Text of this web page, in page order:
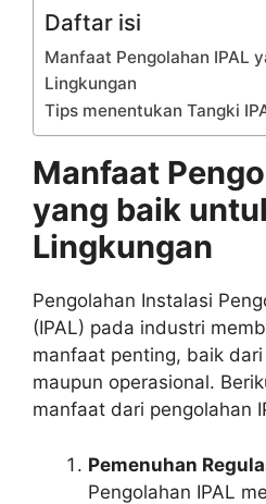
Daftar isi
Manfaat Pengolahan IPAL
Lingkungan
Tips menentukan Tangki
Manfaat
yang baik
Lingkungan
Pengolahan Instalasi
(IPAL) pada industri
manfaat penting, baik
maupun operasional.
manfaat dari pengolahan
Pemenuhan
Pengolahan IPAL